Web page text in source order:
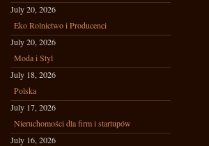
July 20, 2026
Eko Rolnictwo i Producenci
July 20, 2026
Moda i Styl
July 18, 2026
Polska
July 17, 2026
Nieruchomości dla firm i startupów
July 16, 2026